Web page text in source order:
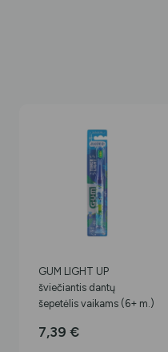
GUM LIGHT UP
šviečiantis dantų
šepetėlis vaikams (6+ m.)
7,39€